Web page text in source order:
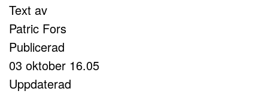
Text av
Patric Fors
Publicerad
03 oktober 16.05
Uppdaterad